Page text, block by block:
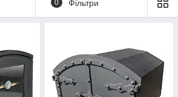
0 Фільтри